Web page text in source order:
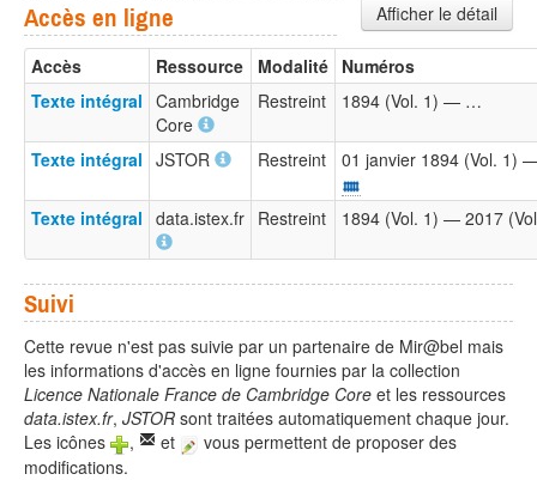
Afficher le détail
Accès en ligne
Accès Ressource Modalité Numéros
Texte intégral Cambridge
Core
Restreint 1894 (Vol. 1) — …
Texte intégral JSTOR Restreint 01 janvier 1894 (Vol. 1)
Texte intégral data.istex.fr Restreint 1894 (Vol. 1) — 2017
Suivi
Cette revue n'est pas suivie par un partenaire de Mir@bel mais
les informations d'accès en ligne fournies par la collection
Licence Nationale France de Cambridge Core et les ressources
data.istex.fr, JSTOR sont traitées automatiquement chaque jour.
Les icônes
, et
vous permettent de proposer des
modifications.